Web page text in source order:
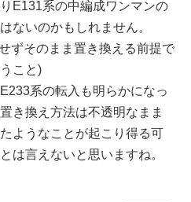
E131系の中編成ワンマンの
ないのかもしれません。
ずそのまま置き換える前提で
こと)
系の転入も明らかになっ
き換え方法は不透明なまま
ようなことが起こり得る可
は言えないと思いますね。